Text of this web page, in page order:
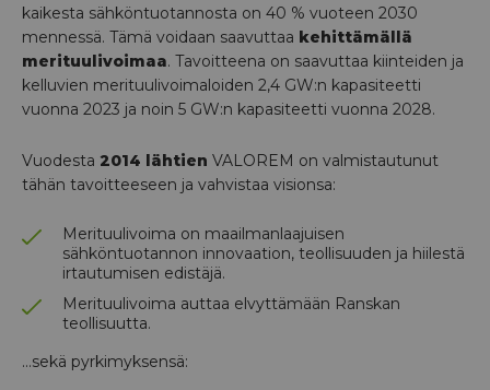
kaikesta sähköntuotannosta on 40 % vuoteen 2030
mennessä. Tämä voidaan saavuttaa kehittämällä
merituulivoimaa. Tavoitteena on saavuttaa kiinteiden ja
kelluvien merituulivoimaloiden 2,4 GW:n kapasiteetti
vuonna 2023 ja noin 5 GW:n kapasiteetti vuonna 2028.
Vuodesta 2014 lähtien VALOREM on valmistautunut
tähän tavoitteeseen ja vahvistaa visionsa:
Merituulivoima on maailmanlaajuisen
sähköntuotannon innovaation, teollisuuden ja hiilestä
irtautumisen edistäjä.
Merituulivoima auttaa elvyttämään Ranskan
teollisuutta.
…sekä pyrkimyksensä: